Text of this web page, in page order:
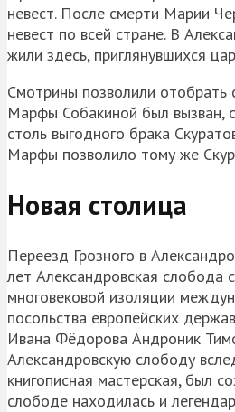
невест. После смерти Марии
невест по всей стране. В
жили здесь, приглянувшихся
Смотрины позволили
Марфы Собакиной был вызван,
столь выгодного брака
Марфы позволило тому же
Новая столица
Переезд Грозного в
лет Александровская слобода
многовековой изоляции
посольства европейских
Ивана Фёдорова Андроник
Александровскую слободу
книгописная мастерская, был
слободе находилась и